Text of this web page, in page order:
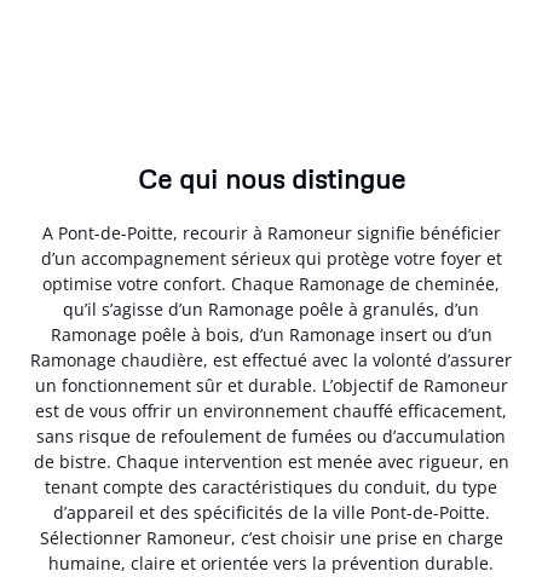
Ce qui nous distingue
A Pont-de-Poitte, recourir à Ramoneur signifie bénéficier
d’un accompagnement sérieux qui protège votre foyer et
optimise votre confort. Chaque Ramonage de cheminée,
qu’il s’agisse d’un Ramonage poêle à granulés, d’un
Ramonage poêle à bois, d’un Ramonage insert ou d’un
Ramonage chaudière, est effectué avec la volonté d’assurer
un fonctionnement sûr et durable. L’objectif de Ramoneur
est de vous offrir un environnement chauffé efficacement,
sans risque de refoulement de fumées ou d’accumulation
de bistre. Chaque intervention est menée avec rigueur, en
tenant compte des caractéristiques du conduit, du type
d’appareil et des spécificités de la ville Pont-de-Poitte.
Sélectionner Ramoneur, c’est choisir une prise en charge
humaine, claire et orientée vers la prévention durable.